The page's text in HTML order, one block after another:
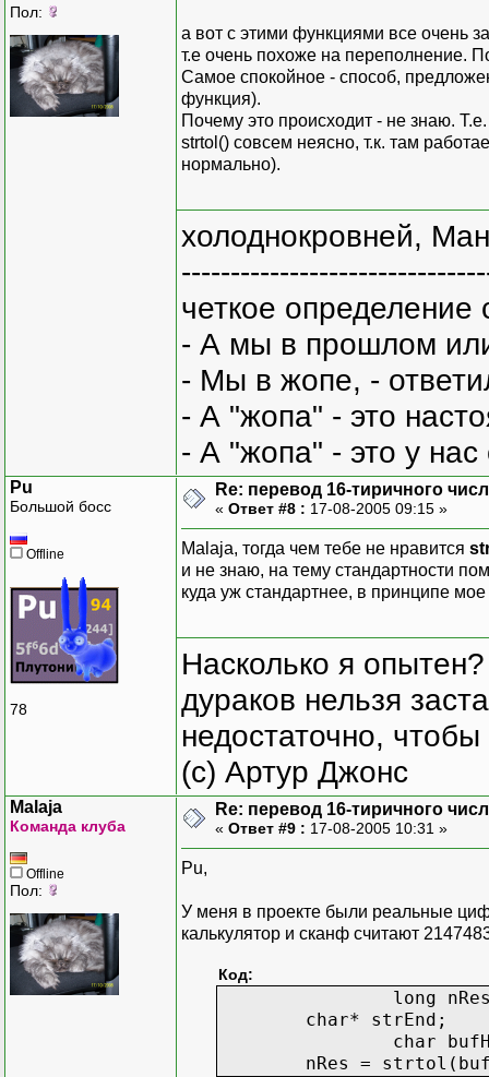
Пол:
а вот с этими функциями все очень
т.е очень похоже на переполнение.
Самое спокойное - способ,
функция).
Почему это происходит - не знаю.
strtol() совсем неясно, т.к. там
нормально).
холоднокровней,
четкое
- А мы в прошлом
- Мы в жопе, -
- А "жопа" - это
- А "жопа" - это у
Pu
Большой босс
Offline
78
Re: перевод 16-тиричного
« Ответ #8 : 17-08-2005 09:15 »
Malaja, тогда чем тебе не нравится
и не знаю, на тему стандартности
куда уж стандартнее, в принципе
Насколько я
дураков нельзя
недостаточно, чтобы
(с) Артур Джонс
Malaja
Команда клуба
Offline
Пол:
Re: перевод 16-тиричного
« Ответ #9 : 17-08-2005 10:31 »
Pu,
У меня в проекте были реальные
калькулятор и сканф считают
Код:
long nRes
char* strEnd;
char
nRes =